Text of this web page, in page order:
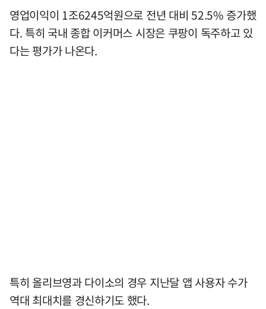
영업이익이 1조6245억원으로 전년 대비 52.5% 증가했
다. 특히 국내 종합 이커머스 시장은 쿠팡이 독주하고 있
다는 평가가 나온다.
특히 올리브영과 다이소의 경우 지난달 앱 사용자 수가
역대 최대치를 경신하기도 했다.